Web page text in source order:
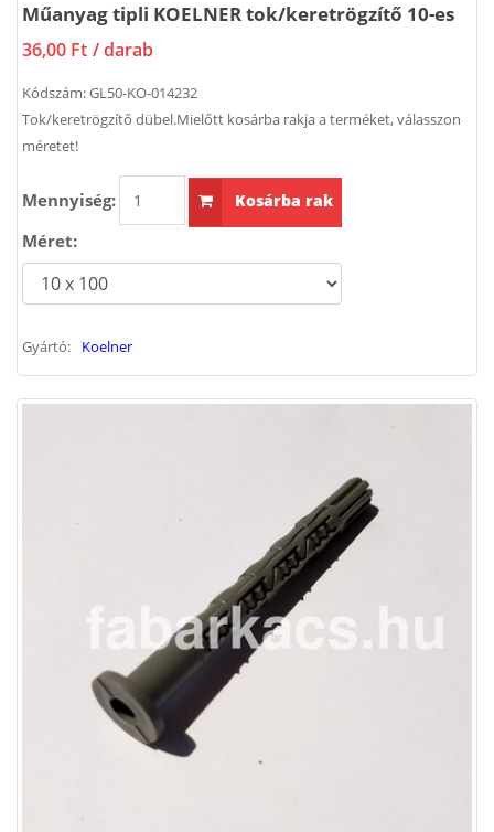
Műanyag tipli KOELNER tok/keretrögzítő 10-es
36,00 Ft / darab
Kódszám:GL50-KO-014232
Tok/keretrögzítő dübel.Mielőtt kosárba rakja a terméket, válasszon
méretet!
Mennyiség: Kosárba rak
Méret:
Gyártó: Koelner